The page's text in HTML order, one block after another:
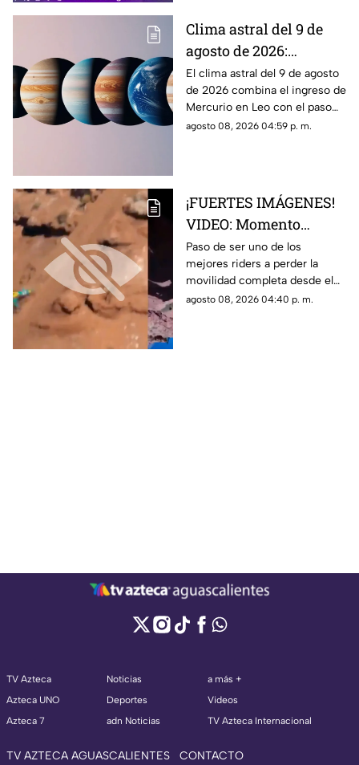
Clima astral del 9 de
agosto de 2026:
cambios en la
comunicación y
enfoque emocional
El clima astral del 9 de agosto
de 2026 combina el ingreso de
Mercurio en Leo con el paso
de la Luna a Cáncer y Venus en
agosto 08, 2026 04:59 p. m.
¡FUERTES IMÁGENES!
VIDEO: Momento
exacto en que famoso
rider catalán sufre una
caída que lo deja
parapléjico
Paso de ser uno de los
mejores riders a perder la
movilidad completa desde el
pecho hasta sus piernas
agosto 08, 2026 04:40 p. m.
TV Azteca
Azteca UNO
Azteca 7
Noticias
Deportes
adn Noticias
a más +
Videos
TV Azteca Internacional
TV AZTECA AGUASCALIENTES CONTACTO